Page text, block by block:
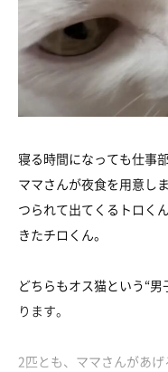
寝る時間になっても仕事
ママさんが夜食を用意しま
つられて出てくるトロく
きたチロくん。
どちらもオス猫という“
ります。
2匹とも、ママさんがあ